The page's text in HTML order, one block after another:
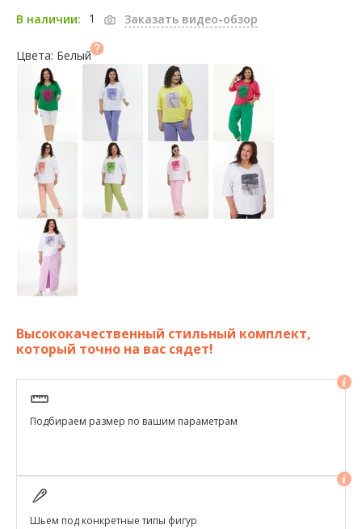
В наличии: 1 Заказать видео-обзор
Цвета: Белый
Высококачественный стильный комплект,
который точно на вас сядет!
Подбираем размер по вашим параметрам
Шьем под конкретные типы фигур